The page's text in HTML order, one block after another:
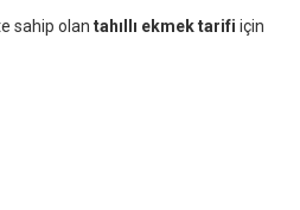
sahip olan tahıllı ekmek tarifi için